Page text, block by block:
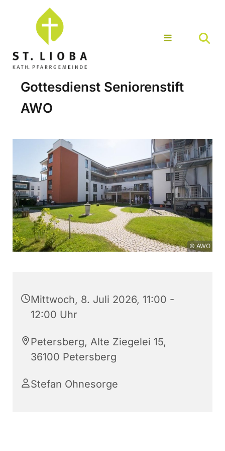
Gottesdienst Seniorenstift
AWO
© AWO
Mittwoch, 8. Juli 2026, 11:00 -
12:00 Uhr
Petersberg, Alte Ziegelei 15,
36100 Petersberg
Stefan Ohnesorge